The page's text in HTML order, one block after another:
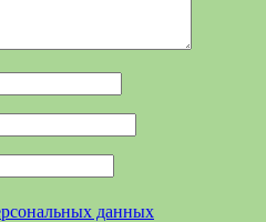
данных